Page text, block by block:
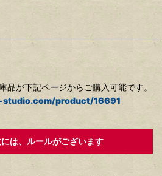
品が下記ページからご購入可能です。
product/16691
は、ルールがございます